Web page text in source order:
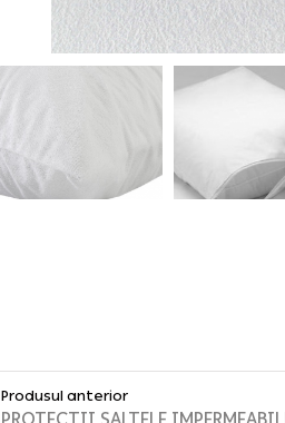
Produsul anterior